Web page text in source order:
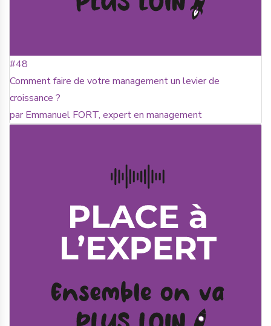
#48
Comment faire de votre management un levier de
croissance ?
par Emmanuel FORT, expert en management